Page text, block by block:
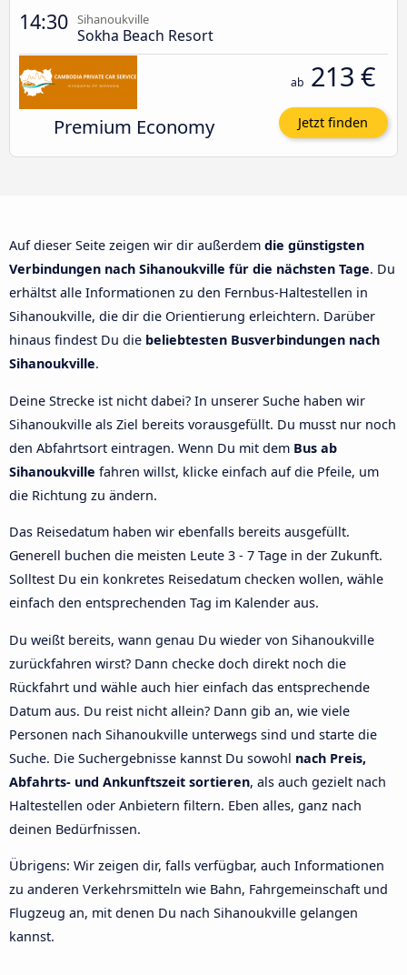
14:30 Sihanoukville
Sokha Beach Resort
Premium Economy
ab 213 €
Jetzt finden
Auf dieser Seite zeigen wir dir außerdem die günstigsten
Verbindungen nach Sihanoukville für die nächsten Tage. Du
erhältst alle Informationen zu den Fernbus-Haltestellen in
Sihanoukville, die dir die Orientierung erleichtern. Darüber
hinaus findest Du die beliebtesten Busverbindungen nach
Sihanoukville.
Deine Strecke ist nicht dabei? In unserer Suche haben wir
Sihanoukville als Ziel bereits vorausgefüllt. Du musst nur noch
den Abfahrtsort eintragen. Wenn Du mit dem Bus ab
Sihanoukville fahren willst, klicke einfach auf die Pfeile, um
die Richtung zu ändern.
Das Reisedatum haben wir ebenfalls bereits ausgefüllt.
Generell buchen die meisten Leute 3 - 7 Tage in der Zukunft.
Solltest Du ein konkretes Reisedatum checken wollen, wähle
einfach den entsprechenden Tag im Kalender aus.
Du weißt bereits, wann genau Du wieder von Sihanoukville
zurückfahren wirst? Dann checke doch direkt noch die
Rückfahrt und wähle auch hier einfach das entsprechende
Datum aus. Du reist nicht allein? Dann gib an, wie viele
Personen nach Sihanoukville unterwegs sind und starte die
Suche. Die Suchergebnisse kannst Du sowohl nach Preis,
Abfahrts- und Ankunftszeit sortieren, als auch gezielt nach
Haltestellen oder Anbietern filtern. Eben alles, ganz nach
deinen Bedürfnissen.
Übrigens: Wir zeigen dir, falls verfügbar, auch Informationen
zu anderen Verkehrsmitteln wie Bahn, Fahrgemeinschaft und
Flugzeug an, mit denen Du nach Sihanoukville gelangen
kannst.